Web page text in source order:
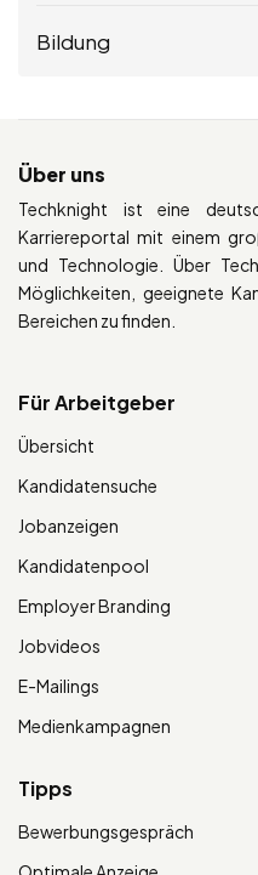
Bildung
Über uns
Techknight ist eine
Karriereportal mit einem
und Technologie. Über
Möglichkeiten, geeignete
Bereichen zu finden.
Für Arbeitgeber
Übersicht
Kandidatensuche
Jobanzeigen
Kandidatenpool
Employer Branding
Jobvideos
E-Mailings
Medienkampagnen
Tipps
Bewerbungsgespräch